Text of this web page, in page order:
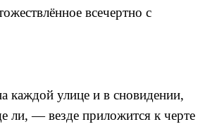
всечертно с
каждой улице и в сновидении,
ли, — везде приложится к черте